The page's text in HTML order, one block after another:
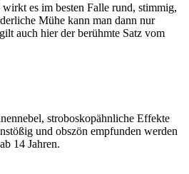
wirkt es im besten Falle rund, stimmig,
Mühe kann man dann nur
auch hier der berühmte Satz vom
stroboskopähnliche Effekte
und obszön empfunden werden
14 Jahren.